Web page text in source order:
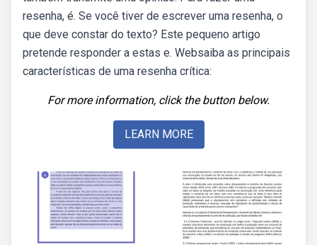
resenha, é. Se você tiver de escrever uma resenha, o
que deve constar do texto? Este pequeno artigo
pretende responder a estas e. Websaiba as principais
características de uma resenha crítica:
For more information, click the button below.
LEARN MORE